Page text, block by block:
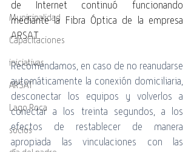
Municipalidad
Capacitaciones
iniciativas
ARSAT
Lago Roca
socios
de Internet continuó funcionando
mediante la Fibra Óptica de la empresa
ARSAT.
Recomendamos, en caso de no reanudarse
automáticamente la conexión domiciliaria,
desconectar los equipos y volverlos a
conectar a los treinta segundos, a los
efectos de restablecer de manera
apropiada las vinculaciones con las